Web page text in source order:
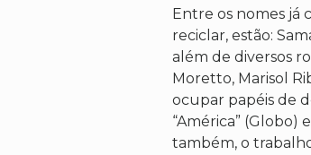
Entre os nomes já
reciclar, estão:
além de diversos
Moretto, Marisol
ocupar papéis de
“América” (Globo)
também, o